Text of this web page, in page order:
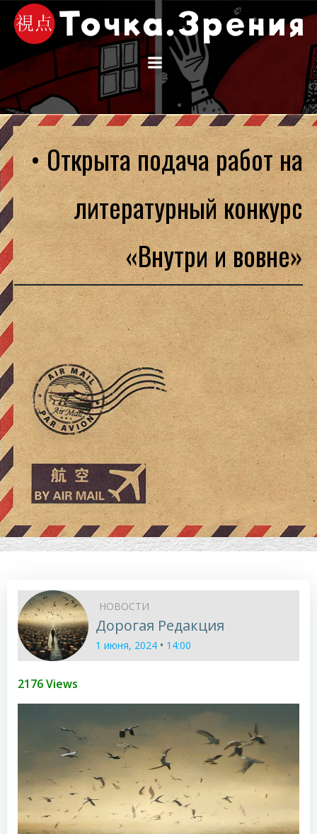
Перейти
к
содержимому
• Открыта подача работ на
литературный конкурс
«Внутри и вовне»
НОВОСТИ
Дорогая Редакция
1 июня, 2024 • 14:00
2176 Views